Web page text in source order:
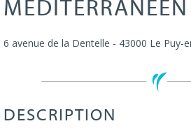
MÉDITERRANÉEN
6 avenue de la Dentelle - 43000 Le Puy-
DESCRIPTION